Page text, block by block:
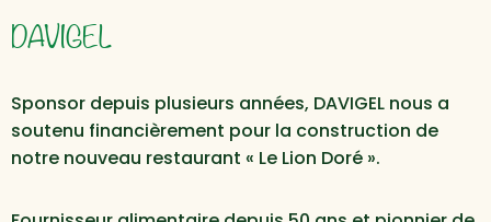
DAVIGEL
Sponsor depuis plusieurs années, DAVIGEL nous a
soutenu financièrement pour la construction de
notre nouveau restaurant « Le Lion Doré ».